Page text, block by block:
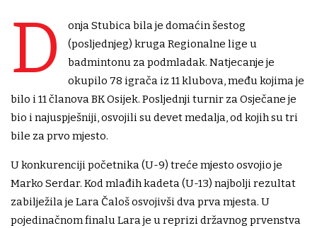
D
onja Stubica bila je domaćin šestog
(posljednjeg) kruga Regionalne lige u
badmintonu za podmladak. Natjecanje je
okupilo 78 igrača iz 11 klubova, među kojima je
bilo i 11 članova BK Osijek. Posljednji turnir za Osječane je
bio i najuspješniji, osvojili su devet medalja, od kojih su tri
bile za prvo mjesto.
U konkurenciji početnika (U-9) treće mjesto osvojio je
Marko Serdar. Kod mlađih kadeta (U-13) najbolji rezultat
zabilježila je Lara Čaloš osvojivši dva prva mjesta. U
pojedinačnom finalu Lara je u reprizi državnog prvenstva